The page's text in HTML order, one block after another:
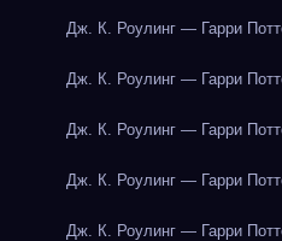
Дж. К. Роулинг — Гарри
Дж. К. Роулинг — Гарри
Дж. К. Роулинг — Гарри
Дж. К. Роулинг — Гарри
Дж. К. Роулинг — Гарри